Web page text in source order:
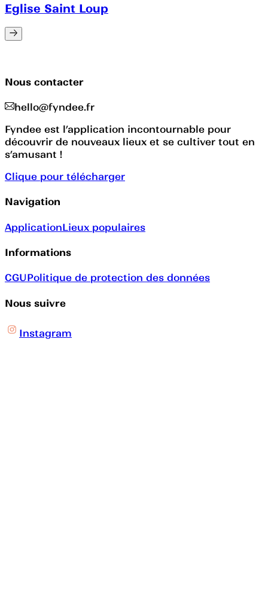
Eglise Saint Loup
Nous contacter
hello@fyndee.fr
Fyndee est l’application incontournable pour
découvrir de nouveaux lieux et se cultiver tout en
s’amusant !
Clique pour télécharger
Navigation
ApplicationLieux populaires
Informations
CGUPolitique de protection des données
Nous suivre
Instagram